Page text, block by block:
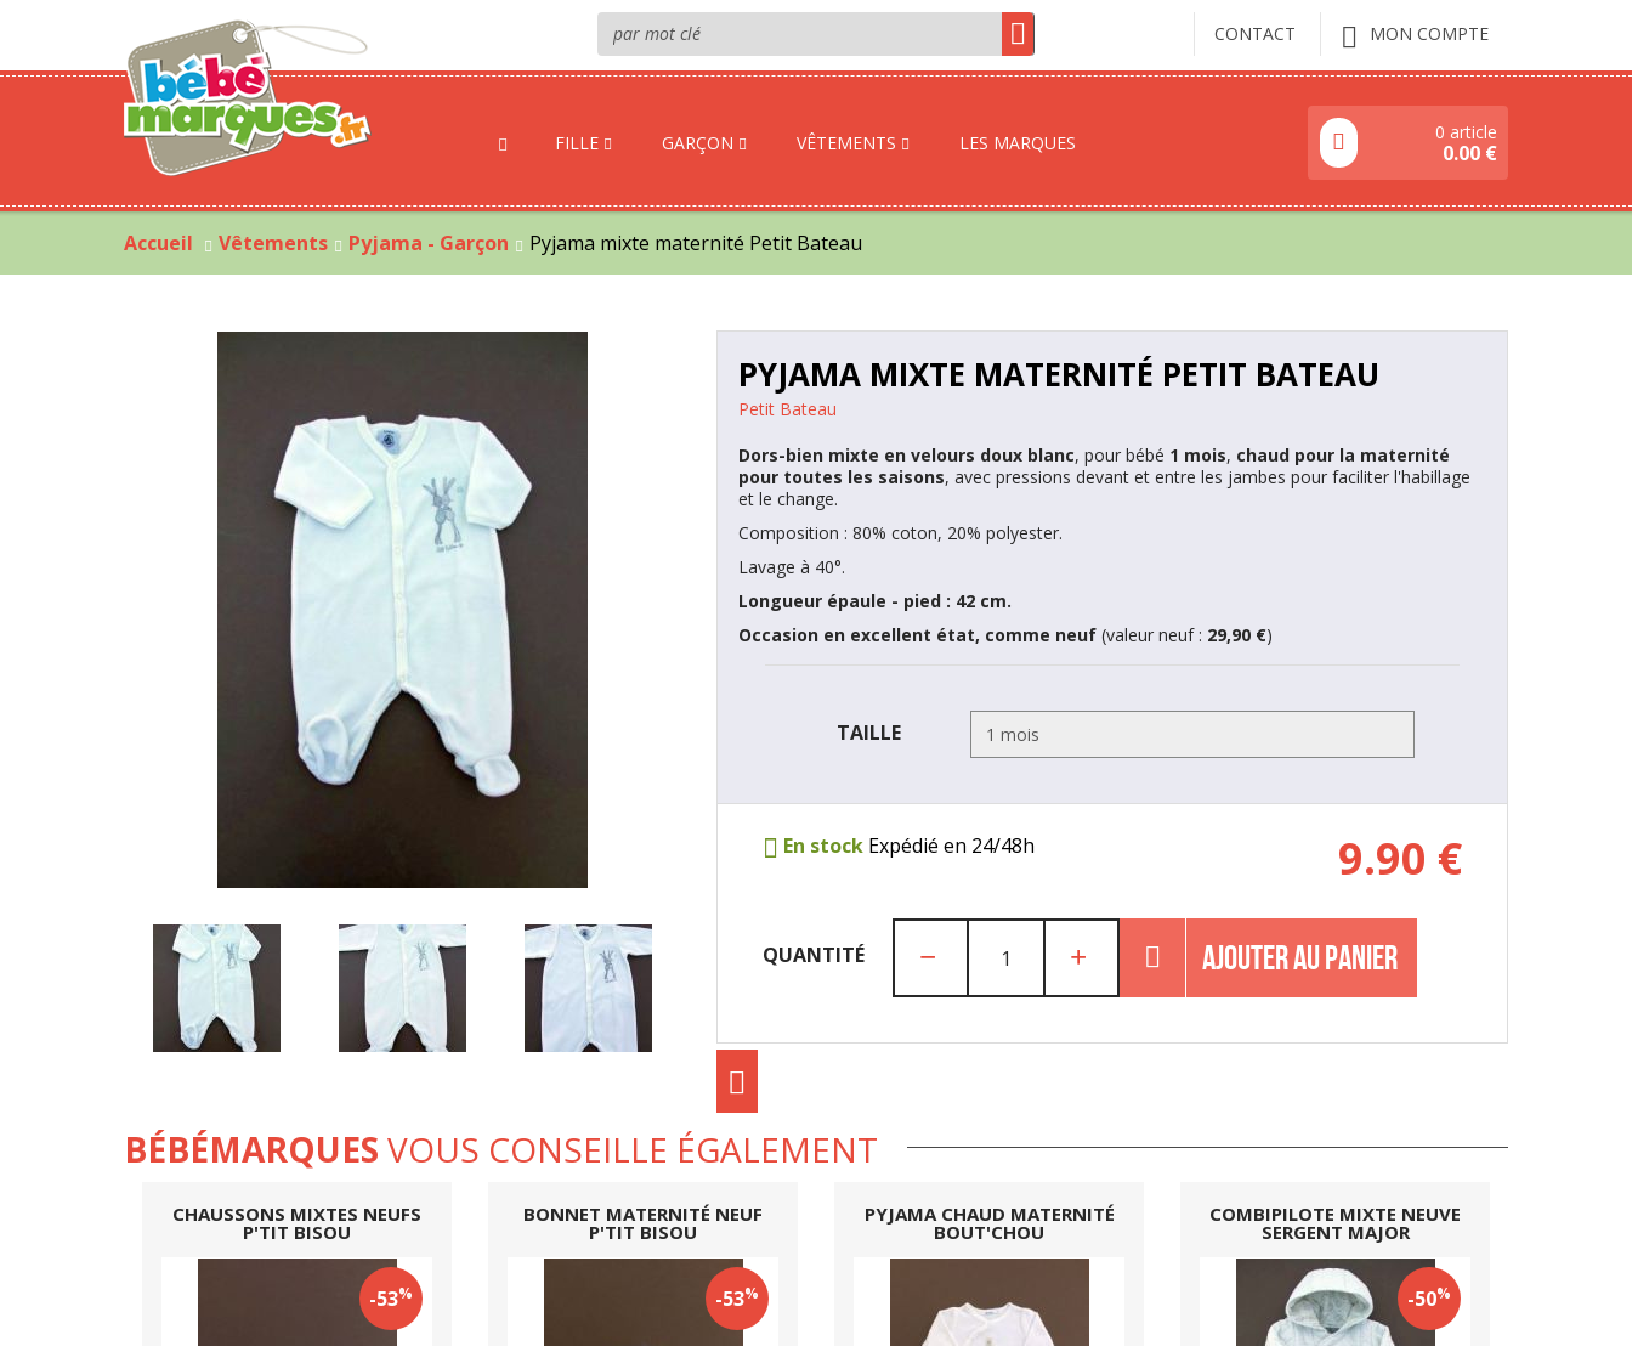
CONTACT MON COMPTE
FILLE GARÇON VÊTEMENTS LES MARQUES 0 article
0.00 €
Accueil Vêtements Pyjama - Garçon Pyjama mixte maternité Petit Bateau
PYJAMA MIXTE MATERNITÉ PETIT BATEAU
Petit Bateau
Dors-bien mixte en velours doux blanc, pour bébé 1 mois, chaud pour la maternité
pour toutes les saisons, avec pressions devant et entre les jambes pour faciliter l'habillage
et le change.
Composition : 80% coton, 20% polyester.
Lavage à 40°.
Longueur épaule - pied : 42 cm.
Occasion en excellent état, comme neuf(valeur neuf : 29,90 €)
TAILLE
En stockExpédié en 24/48h 9.90 €
QUANTITÉ AJOUTER AU PANIER
BÉBÉMARQUES VOUS CONSEILLE ÉGALEMENT
CHAUSSONS MIXTES NEUFS
P'TIT BISOU
-53%
BONNET MATERNITÉ NEUF
P'TIT BISOU
-53%
PYJAMA CHAUD MATERNITÉ
BOUT'CHOU
COMBIPILOTE MIXTE NEUVE
SERGENT MAJOR
-50%